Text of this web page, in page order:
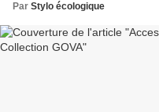
Par Stylo écologique